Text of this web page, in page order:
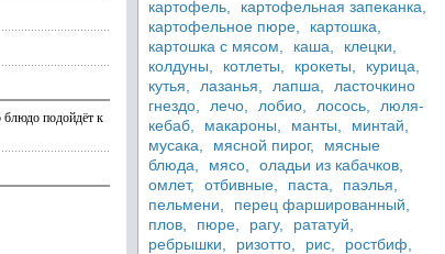
блюдо подойдёт к
картофель,
картофельная запеканка,
картофельное пюре,
картошка,
картошка с мясом,
каша,
клецки,
колдуны,
котлеты, крокеты,
курица,
кутья,
лазанья, лапша,
ласточкино
гнездо,
лечо, лобио, лосось,
люля-
кебаб,
макароны, манты,
минтай,
мусака,
мясной пирог,
мясные
блюда,
мясо,
оладьи из кабачков,
омлет,
отбивные, паста,
паэлья,
пельмени,
перец фаршированный,
плов,
пюре, рагу,
рататуй,
ребрышки,
ризотто, рис,
ростбиф,